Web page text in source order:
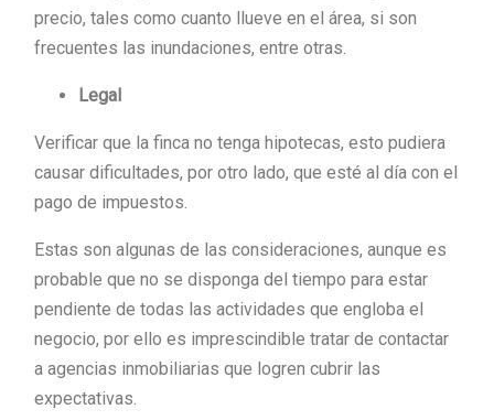
precio, tales como cuanto llueve en el área, si son
frecuentes las inundaciones, entre otras.
Legal
Verificar que la finca no tenga hipotecas, esto pudiera
causar dificultades, por otro lado, que esté al día con el
pago de impuestos.
Estas son algunas de las consideraciones, aunque es
probable que no se disponga del tiempo para estar
pendiente de todas las actividades que engloba el
negocio, por ello es imprescindible tratar de contactar
a agencias inmobiliarias que logren cubrir las
expectativas.